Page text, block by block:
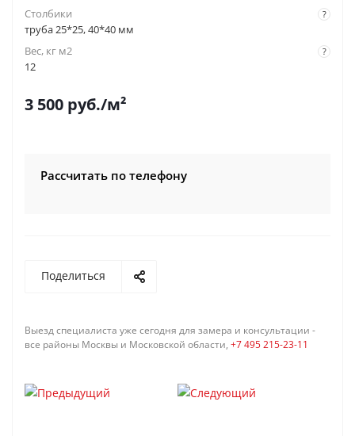
?
Столбики
труба 25*25, 40*40 мм
?
Вес, кг м2
12
3 500 руб./м²
Рассчитать по телефону
Поделиться
Выезд специалиста уже сегодня для замера и консультации -
все районы Москвы и Московской области, +7 495 215-23-11